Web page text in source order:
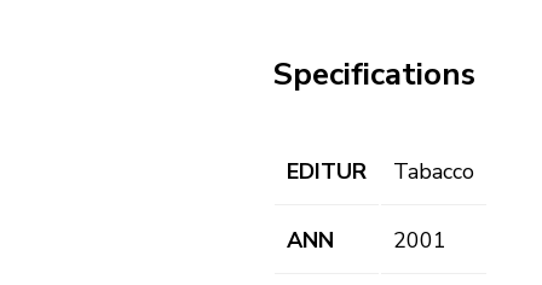
Specifications
EDITUR Tabacco
ANN 2001